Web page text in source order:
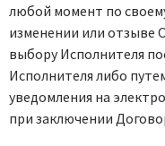
любой момент по
изменении или отзыве
выбору Исполнителя
Исполнителя либо
уведомления на
при заключении